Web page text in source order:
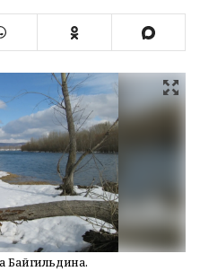
Байгильдина.